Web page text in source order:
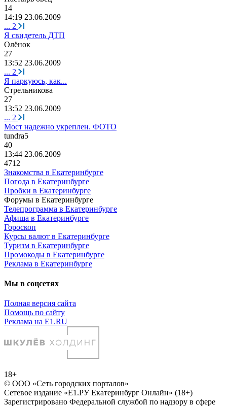
14
14:19 23.06.2009
... 2
Я свидетель ДТП
Олёнок
27
13:52 23.06.2009
... 2
Я паркуюсь, как...
Стрельникова
27
13:52 23.06.2009
... 2
Мост надежно укреплен. ФОТО
tundra5
40
13:44 23.06.2009
4712
Знакомства в Екатеринбурге
Погода в Екатеринбурге
Пробки в Екатеринбурге
Форумы в Екатеринбурге
Телепрограмма в Екатеринбурге
Афиша в Екатеринбурге
Гороскоп
Курсы валют в Екатеринбурге
Туризм в Екатеринбурге
Промокоды в Екатеринбурге
Реклама в Екатеринбурге
Мы в соцсетях
Полная версия сайта
Помощь по сайту
Реклама на E1.RU
18+
© ООО «Сеть городских порталов»
Сетевое издание «Е1.РУ Екатеринбург Онлайн» (18+)
Зарегистрировано Федеральной службой по надзору в сфере